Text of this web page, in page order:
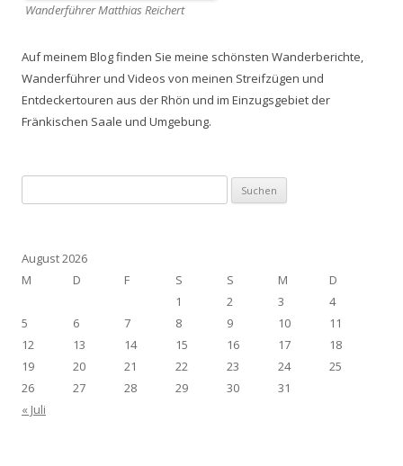
Wanderführer Matthias Reichert
Auf meinem Blog finden Sie meine schönsten Wanderberichte,
Wanderführer und Videos von meinen Streifzügen und
Entdeckertouren aus der Rhön und im Einzugsgebiet der
Fränkischen Saale und Umgebung.
nach:
August 2026
M
D F S S M
D
1
2 3
4
5
6 7 8 9 10
11
12
13 14 15 16 17
18
19
20 21 22 23 24
25
26
27 28 29 30
31
« Juli